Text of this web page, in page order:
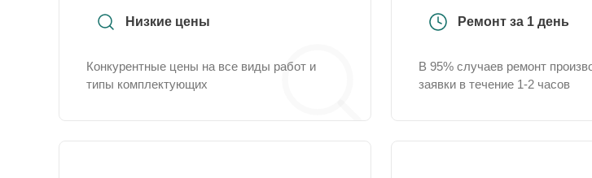
Низкие цены
Конкурентные цены на все виды работ и
типы комплектующих
Ремонт за 1 день
В 95% случаев ремонт
заявки в течение 1-2 часов